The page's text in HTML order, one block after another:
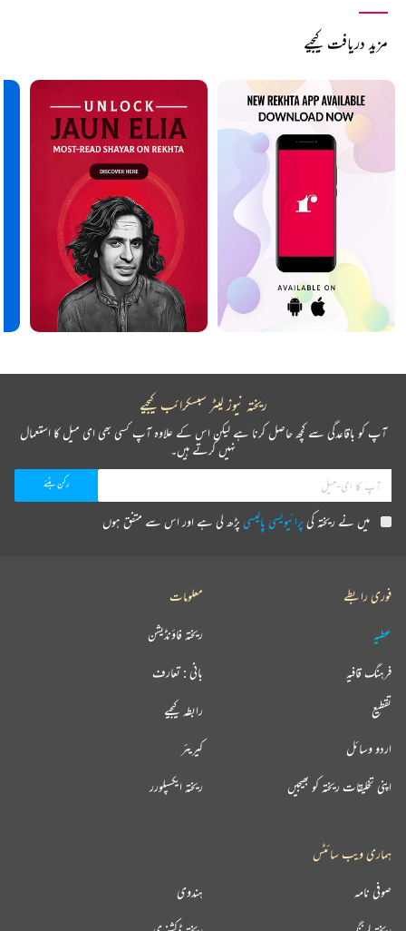
مزید دریافت کیجیے
ریختہ نیوز لیٹر سبسکرائب کیجیے
آپ کو باقاعدگی سے کچھ حاصل کرنا ہے لیکن اس کے علاوہ آپ کسی بھی ای میل کا استعمال
نہیں کرتے ہیں۔
میں نے ریختہ کیپرائیویسی پالیسیپڑھ لی ہے اور اس سے متفق ہوں
فوری رابطے
عطیہ
فرہنگ قافیہ
تقطیع
اردو وسائل
اپنی تخلیقات ریختہ کو بھیجیں
معلومات
ریختہ فاؤنڈیشن
بانی : تعارف
رابطہ کیجیے
کیریئر
ریختہ ایکسپلورر
ہماری ویب سائٹس
ہندوی صوفی نامہ